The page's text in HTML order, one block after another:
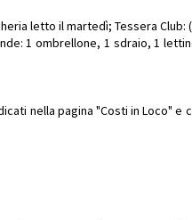
letto il martedì; Tessera Club:
1 ombrellone, 1 sdraio, 1
nella pagina "Costi in Loco" e